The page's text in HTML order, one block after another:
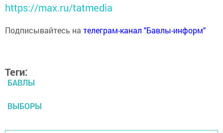
https://max.ru/tatmedia
Подписывайтесь на телеграм-канал "Бавлы-информ"
Теги:
БАВЛЫ
ВЫБОРЫ